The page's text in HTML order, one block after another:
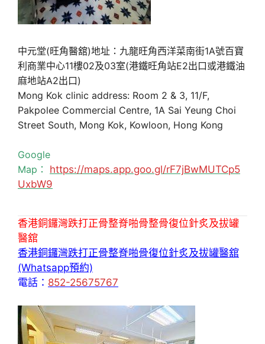
中元堂(旺角醫舘)地址：九龍旺角西洋菜南街1A號百寶
利商業中心11樓02及03室(港鐵旺角站E2出口或港鐵油
麻地站A2出口)
Mong Kok clinic address: Room 2 & 3, 11/F,
Pakpolee Commercial Centre, 1A Sai Yeung Choi
Street South, Mong Kok, Kowloon, Hong Kong
Google
Map： https://maps.app.goo.gl/rF7jBwMUTCp5
UxbW9
香港銅鑼灣跌打正骨整脊啪骨整骨復位針炙及拔罐
醫舘
香港銅鑼灣跌打正骨整脊啪骨復位針炙及拔罐醫舘
(Whatsapp預約)
電話： 852-25675767